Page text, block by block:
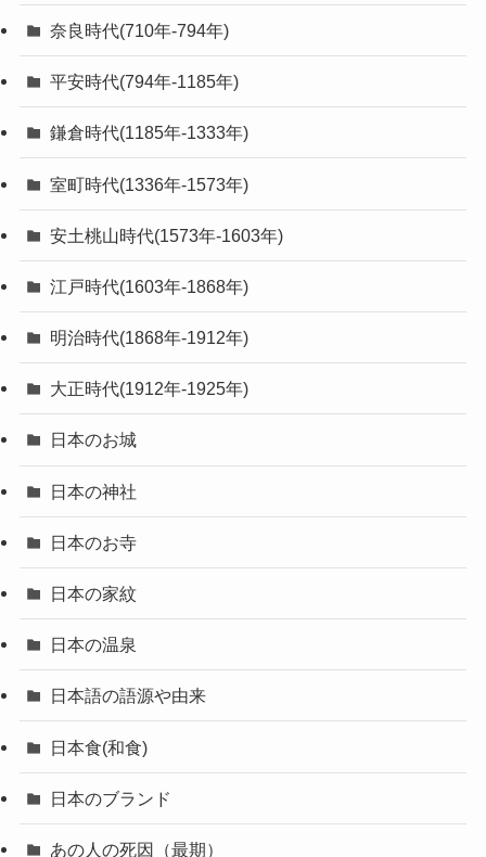
奈良時代(710年-794年)
平安時代(794年-1185年)
鎌倉時代(1185年-1333年)
室町時代(1336年-1573年)
安土桃山時代(1573年-1603年)
江戸時代(1603年-1868年)
明治時代(1868年-1912年)
大正時代(1912年-1925年)
日本のお城
日本の神社
日本のお寺
日本の家紋
日本の温泉
日本語の語源や由来
日本食(和食)
日本のブランド
あの人の死因（最期）